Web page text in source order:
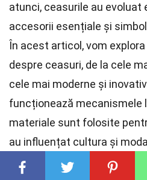
atunci, ceasurile au evoluat
accesorii esențiale și
În acest articol, vom
despre ceasuri, de la cele
cele mai moderne și
funcționează mecanismele
materiale sunt folosite
au influențat cultura și
Pregătește-te să afli